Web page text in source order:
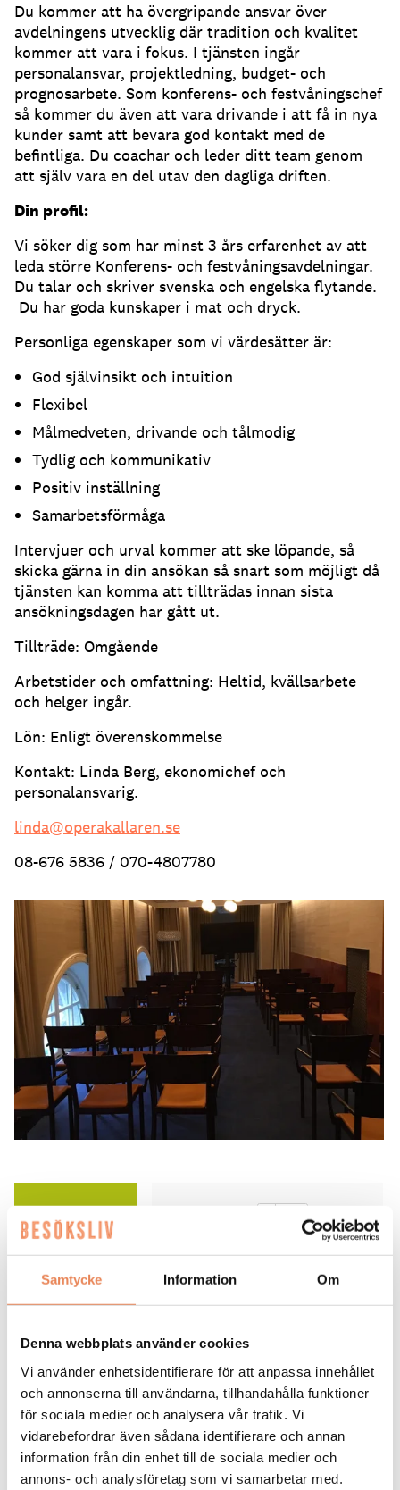
Samtycke Information Om
Denna webbplats använder cookies
Vi använder enhetsidentifierare för att anpassa innehållet
och annonserna till användarna, tillhandahålla funktioner
för sociala medier och analysera vår trafik. Vi
vidarebefordrar även sådana identifierare och annan
information från din enhet till de sociala medier och
annons- och analysföretag som vi samarbetar med.
Du kommer att ha övergripande ansvar över
avdelningens utvecklig där tradition och kvalitet
kommer att vara i fokus. I tjänsten ingår
personalansvar, projektledning, budget- och
prognosarbete. Som konferens- och festvåningschef
så kommer du även att vara drivande i att få in nya
kunder samt att bevara god kontakt med de
befintliga. Du coachar och leder ditt team genom
att själv vara en del utav den dagliga driften.
Din profil:
Vi söker dig som har minst 3 års erfarenhet av att
leda större Konferens- och festvåningsavdelningar.
Du talar och skriver svenska och engelska flytande.
Du har goda kunskaper i mat och dryck.
Personliga egenskaper som vi värdesätter är:
God självinsikt och intuition
Flexibel
Målmedveten, drivande och tålmodig
Tydlig och kommunikativ
Positiv inställning
Samarbetsförmåga
Intervjuer och urval kommer att ske löpande, så
skicka gärna in din ansökan så snart som möjligt då
tjänsten kan komma att tillträdas innan sista
ansökningsdagen har gått ut.
Tillträde: Omgående
Arbetstider och omfattning: Heltid, kvällsarbete
och helger ingår.
Lön: Enligt överenskommelse
Kontakt: Linda Berg, ekonomichef och
personalansvarig.
linda@operakallaren.se
08-676 5836 / 070-4807780
General